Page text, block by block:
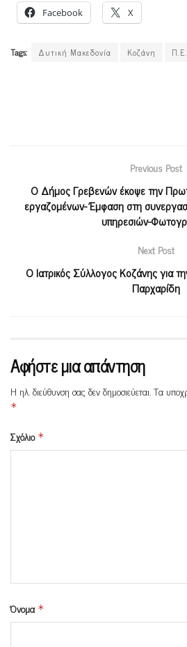
Facebook X
Tags: Δυτική Μακεδονία Κοζάνη
Previous Post
Ο Δήμος Γρεβενών έκοψε την
εργαζομένων- Έμφαση στη
υπηρεσιών-
Next Post
O Ιατρικός Σύλλογος Κοζάνης για
Παρχαρίδη
Αφήστε μια απάντηση
Η ηλ. διεύθυνση σας δεν δημοσιεύεται.Τα
*
Σχόλιο *
Όνομα *